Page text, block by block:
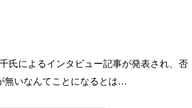
氏によるインタビュー記事が発表され、否
無いなんてことになるとは…